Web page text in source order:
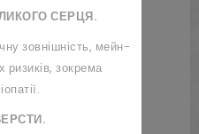
СЕРЦЯ.
зовнішність, мейн-
ризиків, зокрема